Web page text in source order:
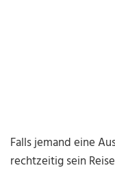
Falls jemand eine
rechtzeitig sein